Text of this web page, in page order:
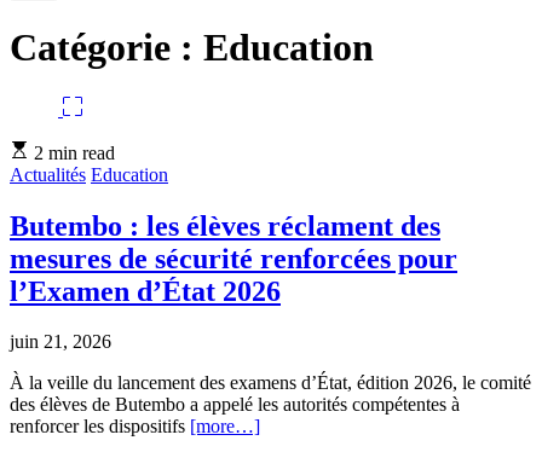
Catégorie : Education
Estimated
read
2 min read
Actualités Education
Butembo : les élèves réclament des
mesures de sécurité renforcées pour
l’Examen d’État 2026
juin 21, 2026
À la veille du lancement des examens d’État, édition 2026, le comité
des élèves de Butembo a appelé les autorités compétentes à
renforcer les dispositifs [more…]